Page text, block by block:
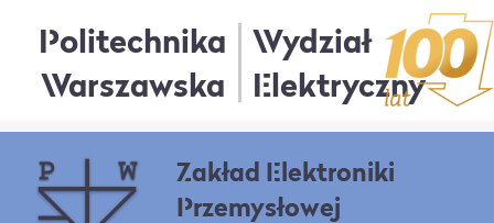
Politechnika
Warszawska
Wydział
Elektryczny
Zakład Elektroniki
Przemysłowej